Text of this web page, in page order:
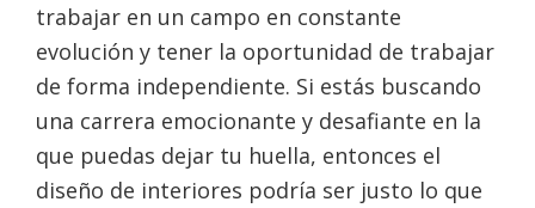
trabajar en un campo en constante
evolución y tener la oportunidad de trabajar
de forma independiente. Si estás buscando
una carrera emocionante y desafiante en la
que puedas dejar tu huella, entonces el
diseño de interiores podría ser justo lo que